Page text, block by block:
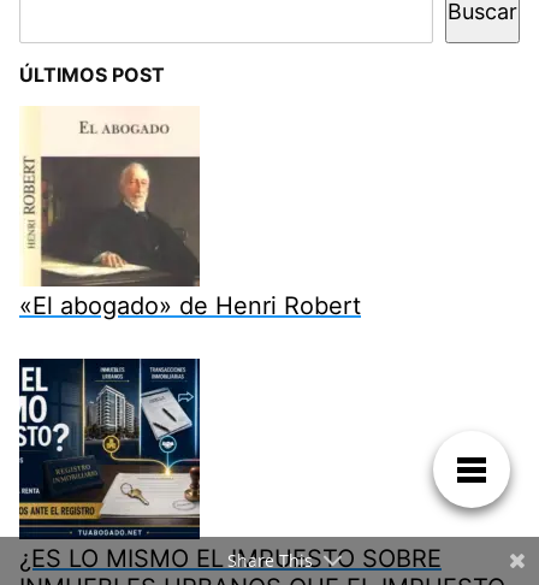
Buscar
ÚLTIMOS POST
«El abogado» de Henri Robert
¿ES LO MISMO EL IMPUESTO SOBRE
Share This